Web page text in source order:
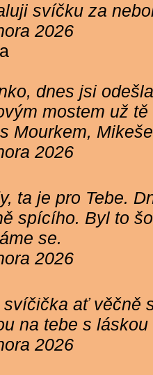
svíčku za
2026
dnes jsi
mostem už
Mourkem,
2026
ta je pro Tebe.
spícího. Byl to
se.
2026
svíčička ať věčně
na tebe s
2026